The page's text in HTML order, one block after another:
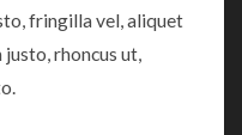
fringilla vel, aliquet
justo, rhoncus ut,